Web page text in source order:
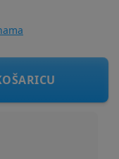
2 kom sort